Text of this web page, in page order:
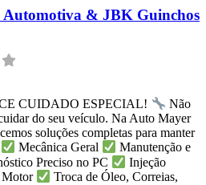
Automotiva & JBK Guinchos
CUIDADO ESPECIAL!
Não
do seu veículo. Na Auto Mayer
soluções completas para manter
Mecânica Geral
Manutenção e
Preciso no PC
Injeção
Motor
Troca de Óleo, Correias,